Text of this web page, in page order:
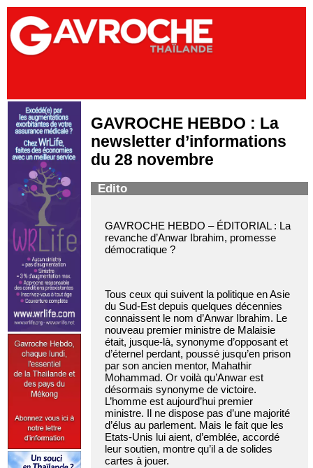
GAVROCHE HEBDO : La
newsletter d’informations
du 28 novembre
Edito
GAVROCHE HEBDO – ÉDITORIAL : La
revanche d’Anwar Ibrahim, promesse
démocratique ?
Tous ceux qui suivent la politique en Asie
du Sud-Est depuis quelques décennies
connaissent le nom d’Anwar Ibrahim. Le
nouveau premier ministre de Malaisie
était, jusque-là, synonyme d’opposant et
d’éternel perdant, poussé jusqu’en prison
par son ancien mentor, Mahathir
Mohammad. Or voilà qu’Anwar est
désormais synonyme de victoire.
L’homme est aujourd’hui premier
ministre. Il ne dispose pas d’une majorité
d’élus au parlement. Mais le fait que les
Etats-Unis lui aient, d’emblée, accordé
leur soutien, montre qu’il a de solides
cartes à jouer.